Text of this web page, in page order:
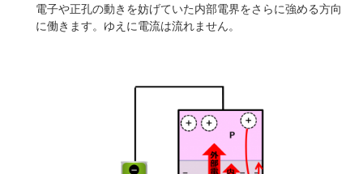
電子や正孔の動きを妨げていた内部電界をさらに強める方向
に働きます。ゆえに電流は流れません。